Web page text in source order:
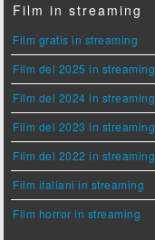
Film in streaming
Film gratis in streaming
Film del 2025 in streaming
Film del 2024 in streaming
Film del 2023 in streaming
Film del 2022 in streaming
Film italiani in streaming
Film horror in streaming